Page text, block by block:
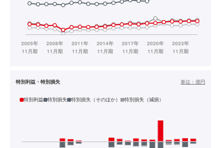
特別利益・特別損失 単位： 億円
特別利益 特別損失 特別損失（そのほか） 特別損失（減損）